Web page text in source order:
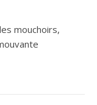
mouchoirs,